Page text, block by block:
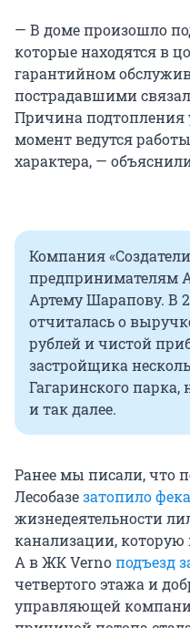
— В доме произошло
которые находятся в
гарантийном
пострадавшими
Причина подтопления
момент ведутся
характера, —
Компания
предпринимателям
Артему Шарапову. В
отчиталась о
рублей и чистой
застройщика
Гагаринского
и так далее.
Ранее мы писали, что
Лесобазезатопило
жизнедеятельности
канализации,
А в ЖК Vernoподъезд
четвертого этажа и
управляющей